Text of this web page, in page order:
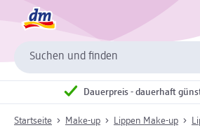
Suchen und finden
Dauerpreis - dauerhaft
Startseite Make-up Lippen Make-up